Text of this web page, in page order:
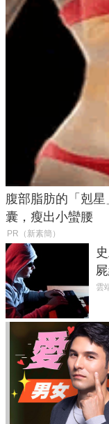
腹部脂肪的「剋
囊，瘦出小蠻腰
PR（新素簡）
雲